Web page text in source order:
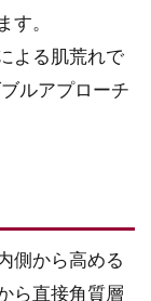
す。
よる肌荒れで
ルアプローチ
側から高める
ら直接角質層